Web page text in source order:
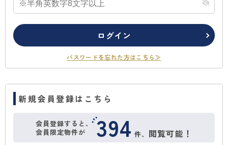
ログイン
パスワードを忘れた方はこちら≫
新規会員登録はこちら
会員登録すると、
会員限定物件が
394 件、 閲覧可能！